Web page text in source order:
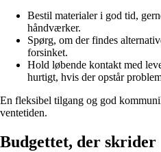
Bestil materialer i god tid,
håndværker.
Spørg, om der findes
forsinket.
Hold løbende kontakt med
hurtigt, hvis der opstår
En fleksibel tilgang og god
ventetiden.
Budgettet, der skrider